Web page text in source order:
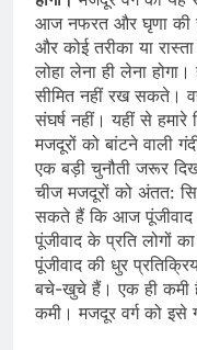
आज नफरत और घृणा की
और कोई तरीका या
लोहा लेना ही लेना
सीमित नहीं रख सकते।
संघर्ष नहीं। यहीं से हमारे
मजदूरों को बांटने वाली
एक बड़ी चुनौती जरूर
चीज मजदूरों को अंतत:
सकते हैं कि आज पूंजीवाद
पूंजीवाद के प्रति लोगों
पूंजीवाद की धुर
बचे-खुचे हैं। एक ही कमी
कमी। मजदूर वर्ग को